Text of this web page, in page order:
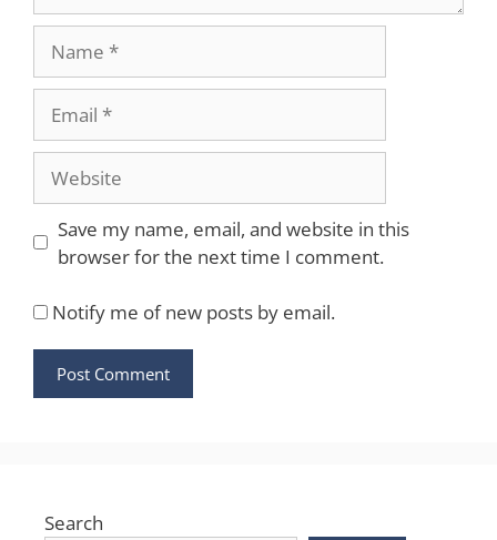
Website
Save my name, email, and website in this
browser for the next time I comment.
Notify me of new posts by email.
Search